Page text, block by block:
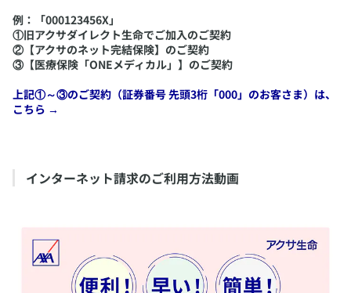
例：「000123456X」
①旧アクサダイレクト生命でご加入のご契約
②【アクサのネット完結保険】のご契約
③【医療保険「ONEメディカル」】のご契約
上記①～③のご契約（証券番号 先頭3桁「000」のお客さま）は、
こちら →
インターネット請求のご利用方法動画